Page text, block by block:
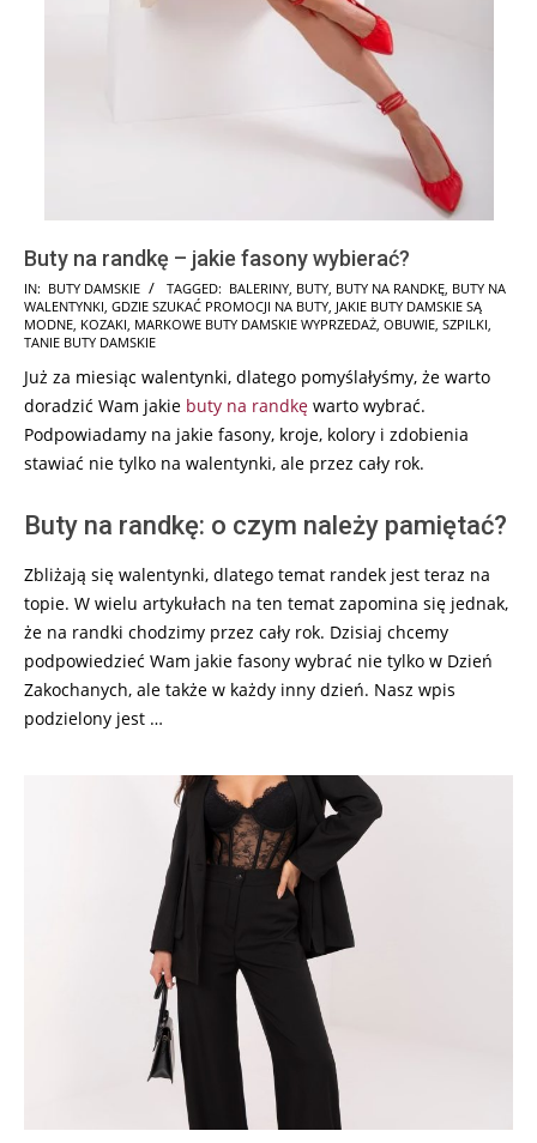
Buty na randkę – jakie fasony wybierać?
2024-
08-
11
IN: BUTY DAMSKIE TAGGED: BALERINY, BUTY, BUTY NA RANDKĘ, BUTY NA
WALENTYNKI, GDZIE SZUKAĆ PROMOCJI NA BUTY, JAKIE BUTY DAMSKIE SĄ
MODNE, KOZAKI, MARKOWE BUTY DAMSKIE WYPRZEDAŻ, OBUWIE, SZPILKI,
TANIE BUTY DAMSKIE
Już za miesiąc walentynki, dlatego pomyślałyśmy, że warto
doradzić Wam jakie buty na randkę warto wybrać.
Podpowiadamy na jakie fasony, kroje, kolory i zdobienia
stawiać nie tylko na walentynki, ale przez cały rok.
Buty na randkę: o czym należy pamiętać?
Zbliżają się walentynki, dlatego temat randek jest teraz na
topie. W wielu artykułach na ten temat zapomina się jednak,
że na randki chodzimy przez cały rok. Dzisiaj chcemy
podpowiedzieć Wam jakie fasony wybrać nie tylko w Dzień
Zakochanych, ale także w każdy inny dzień. Nasz wpis
podzielony jest …